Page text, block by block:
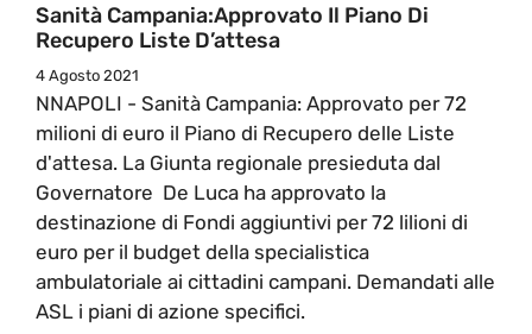
Sanità Campania:Approvato Il Piano Di
Recupero Liste D’attesa
4 Agosto 2021
NNAPOLI - Sanità Campania: Approvato per 72
milioni di euro il Piano di Recupero delle Liste
d'attesa. La Giunta regionale presieduta dal
Governatore De Luca ha approvato la
destinazione di Fondi aggiuntivi per 72 lilioni di
euro per il budget della specialistica
ambulatoriale ai cittadini campani. Demandati alle
ASL i piani di azione specifici.